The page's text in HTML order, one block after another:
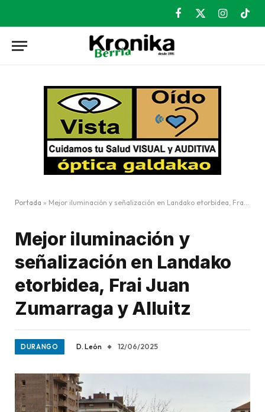
Facebook
X
Instagram
Portada » Mejor iluminación y señalización en Landako etorbidea, Frai Juan Zumarraga y Alluitz
Mejor iluminación y
señalización en Landako
etorbidea, Frai Juan
Zumarraga y Alluitz
DURANGO D. León 12/06/2025